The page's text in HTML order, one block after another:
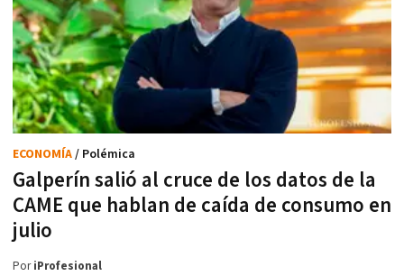
Galperín salió al cruce de los datos de la
CAME que hablan de caída de consumo en
julio
ECONOMÍA/ Polémica
PoriProfesional